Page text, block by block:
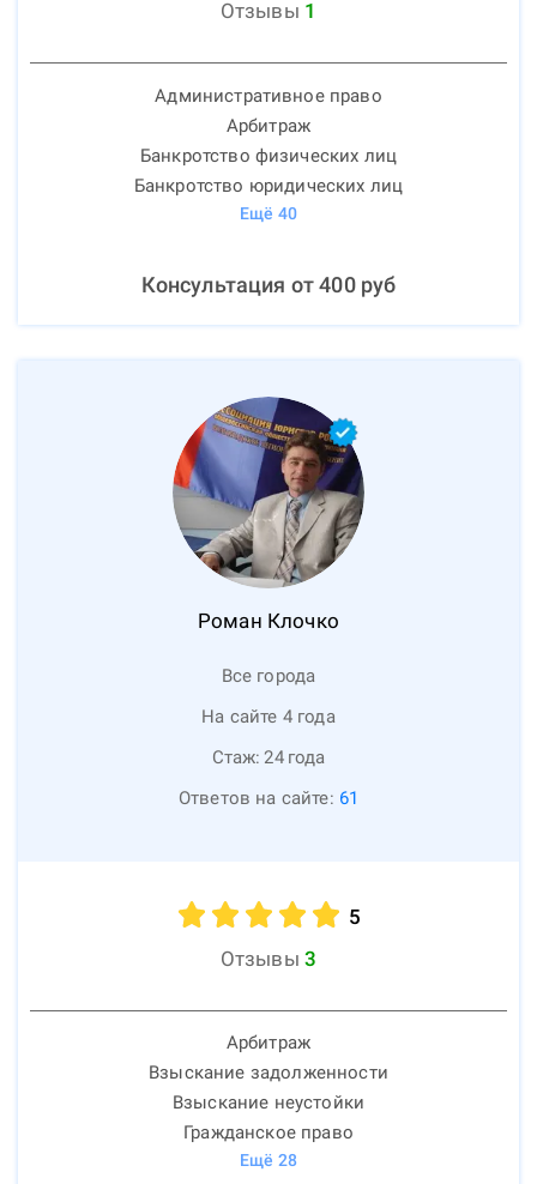
Отзывы 1
Административное право
Арбитраж
Банкротство физических лиц
Банкротство юридических лиц
Ещё 40
Консультация от400руб
Роман Клочко
Все города
На сайте 4 года
Стаж: 24 года
Ответов на сайте: 61
5
Отзывы 3
Арбитраж
Взыскание задолженности
Взыскание неустойки
Гражданское право
Ещё 28